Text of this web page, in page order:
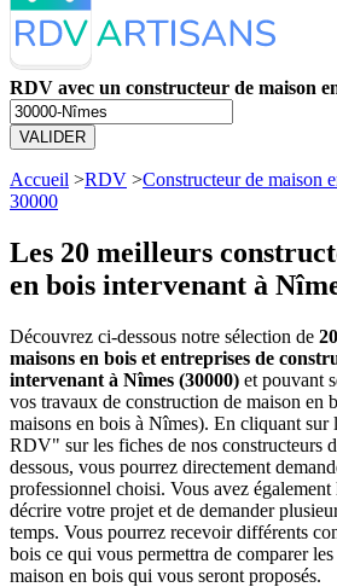
RDV avec un constructeur de maison
VALIDER
Accueil >RDV >Constructeur de maison
30000
Les 20 meilleurs
en bois intervenant à
Découvrez ci-dessous notre sélection de
maisons en bois et entreprises de
intervenant à Nîmes (30000) et pouvant
vos travaux de construction de maison en
maisons en bois à Nîmes). En cliquant sur
RDV" sur les fiches de nos constructeurs
dessous, vous pourrez directement
professionnel choisi. Vous avez
décrire votre projet et de demander
temps. Vous pourrez recevoir différents
bois ce qui vous permettra de comparer
maison en bois qui vous seront proposés.